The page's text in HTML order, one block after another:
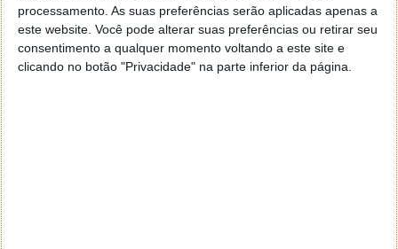
processamento. As suas preferências serão aplicadas apenas a
este website. Você pode alterar suas preferências ou retirar seu
consentimento a qualquer momento voltando a este site e
clicando no botão "Privacidade" na parte inferior da página.
É esta última tecnologia que hoje lhe vamos dar a
conhecer.